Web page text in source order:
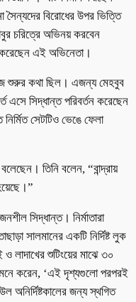
সৈন্যদের বিরোধের উপর ভিত্তি
চরিত্রে অভিনয় করবেন
করেছেন এই অভিনেতা।
শুরুর কথা ছিল। এজন্য মেহবুব
এসে সিদ্ধান্ত পরিবর্তন করেছেন
নির্মিত সেটটিও ভেঙে ফেলা
তিনি বলেন, “বান্দ্রায়
সিদ্ধান্ত। নির্মাতারা
সালমানের একটি নির্দিষ্ট লুক
লাদাখের শুটিংয়ের মাঝে ৩০
মনে করেন, ‘এই দৃশ্যগুলো পরপরই
জন্য স্থগিত